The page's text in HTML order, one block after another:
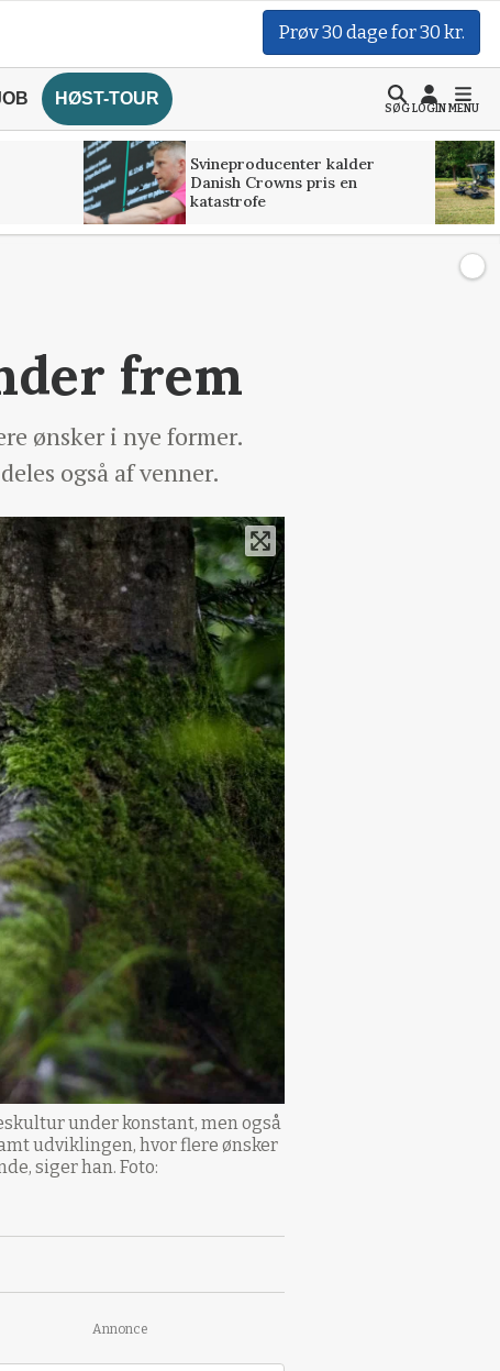
Prøv 30 dage for 30 kr.
HØST-TOUR
SØGLOGINMENU
Svineproducenter kalder
Danish Crowns pris en
katastrofe
frem
ønsker i nye former.
også af venner.
under konstant, men også
udviklingen, hvor flere ønsker
siger han. Foto:
Annonce